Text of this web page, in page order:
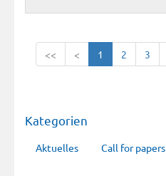
<< < 1 2 3
Kategorien
Aktuelles Call for papers